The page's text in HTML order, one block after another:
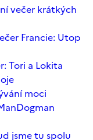
večer krátkých
Francie: Utop
Tori a Lokita
moci
Dogman
jsme tu spolu